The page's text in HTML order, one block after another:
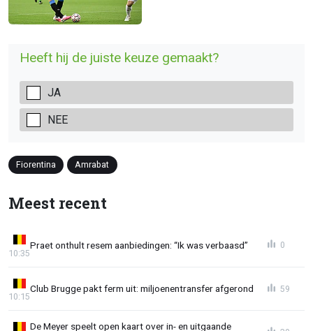
Heeft hij de juiste keuze gemaakt?
JA
NEE
Fiorentina Amrabat
Meest recent
Praet onthult resem aanbiedingen: “Ik was verbaasd”
10:35
0
Club Brugge pakt ferm uit: miljoenentransfer afgerond
10:15
59
De Meyer speelt open kaart over in- en uitgaande